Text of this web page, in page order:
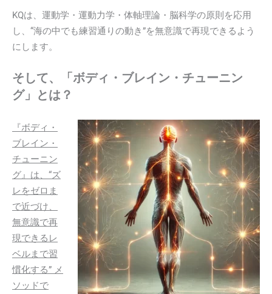
KQは、運動学・運動力学・体軸理論・脳科学の原則を応用
し、“海の中でも練習通りの動き”を無意識で再現できるよう
にします。
そして、「ボディ・ブレイン・チューニン
グ」とは？
『ボディ・
ブレイン・
チューニン
グ』は、“ズ
レをゼロま
で近づけ、
無意識で再
現できるレ
ベルまで習
慣化する” メ
ソッドで